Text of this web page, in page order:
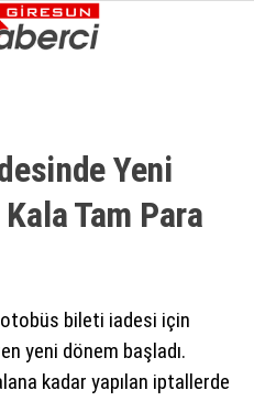
Yeni
Tam Para
bileti iadesi için
yeni dönem başladı.
kadar yapılan iptallerde